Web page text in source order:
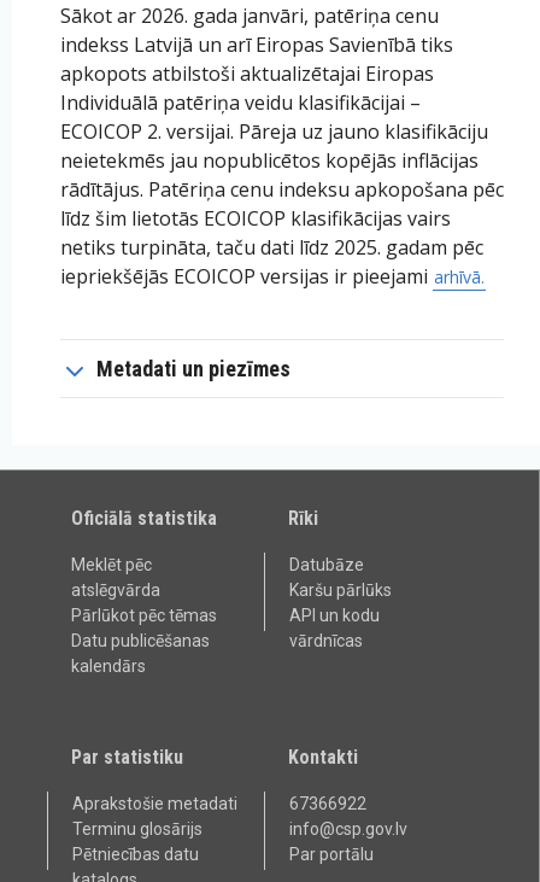
Sākot ar 2026. gada janvāri, patēriņa cenu
indekss Latvijā un arī Eiropas Savienībā tiks
apkopots atbilstoši aktualizētajai Eiropas
Individuālā patēriņa veidu klasifikācijai –
ECOICOP 2. versijai. Pāreja uz jauno klasifikāciju
neietekmēs jau nopublicētos kopējās inflācijas
rādītājus. Patēriņa cenu indeksu apkopošana pēc
līdz šim lietotās ECOICOP klasifikācijas vairs
netiks turpināta, taču dati līdz 2025. gadam pēc
iepriekšējās ECOICOP versijas ir pieejami arhīvā.
Metadati un piezīmes
Oficiālā statistika
Meklēt pēc
atslēgvārda
Pārlūkot pēc tēmas
Datu publicēšanas
kalendārs
Rīki
Datubāze
Karšu pārlūks
API un kodu
vārdnīcas
Par statistiku
Aprakstošie metadati
Terminu glosārijs
Pētniecības datu
Kontakti
67366922
info@csp.gov.lv
Par portālu